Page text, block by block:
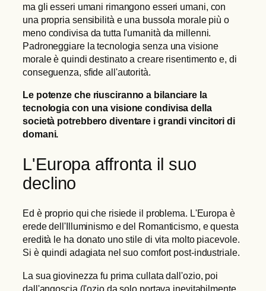
ma gli esseri umani rimangono esseri umani, con
una propria sensibilità e una bussola morale più o
meno condivisa da tutta l'umanità da millenni.
Padroneggiare la tecnologia senza una visione
morale è quindi destinato a creare risentimento e, di
conseguenza, sfide all'autorità.
Le potenze che riusciranno a bilanciare la
tecnologia con una visione condivisa della
società potrebbero diventare i grandi vincitori di
domani.
L'Europa affronta il suo
declino
Ed è proprio qui che risiede il problema. L'Europa è
erede dell'Illuminismo e del Romanticismo, e questa
eredità le ha donato uno stile di vita molto piacevole.
Si è quindi adagiata nel suo comfort post-industriale.
La sua giovinezza fu prima cullata dall'ozio, poi
dall'angoscia (l'ozio da solo portava inevitabilmente